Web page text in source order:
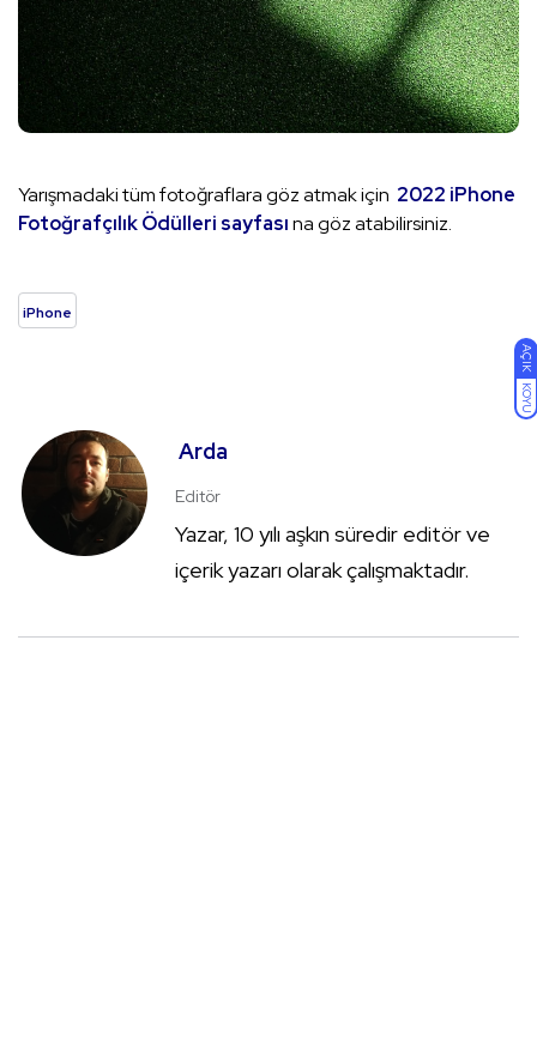
AÇIK
KOYU
Yarışmadaki tüm fotoğraflara göz atmak için 2022 iPhone
Fotoğrafçılık Ödülleri sayfasına göz atabilirsiniz.
iPhone
Arda
Editör
Yazar, 10 yılı aşkın süredir editör ve
içerik yazarı olarak çalışmaktadır.